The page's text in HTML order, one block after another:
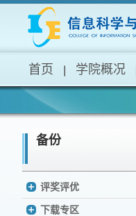
首页 学院概况
备份
评奖评优
下载专区